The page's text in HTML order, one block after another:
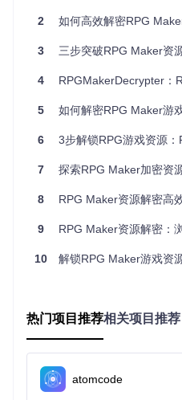
Scripts.rvdata2等脚本文件，
原本3天的文本提取工作缩短
教育领域的素材教学
的素材组织方式。某游戏设计
著提升。
独立开发者的资源复用
露谷传说》的mod作者通过解
使mod加载效率提升30%。
景
2 如何高效解密RPG Maker游戏资源
3 三步突破RPG Maker资源加
4 RPGMakerDecrypter：RPG
5 如何解密RPG Maker游戏资源
6 3步解锁RPG游戏资源：RPG-
7 探索RPG Maker加密资源提
8 RPG Maker资源解密高效解决方
9 RPG Maker资源解密：浏览
10 解锁RPG Maker游戏资源：
热门项目推荐相关项目推荐
atomcode